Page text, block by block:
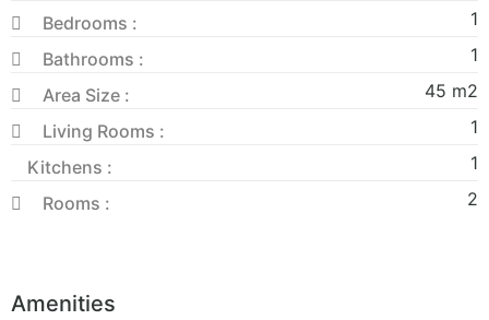
Bedrooms :
1
Bathrooms :
1
Area Size :
45 m2
Living Rooms :
1
Kitchens :
1
Rooms :
2
Amenities